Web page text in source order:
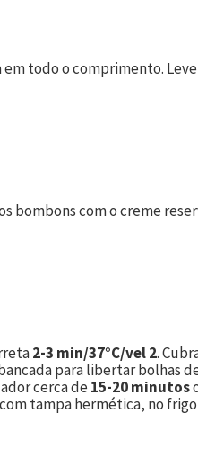
todo o comprimento.
bombons com o creme
2-3 min/37°C/vel 2.
para libertar bolhas
cerca de15-20 minutos
tampa hermética, no